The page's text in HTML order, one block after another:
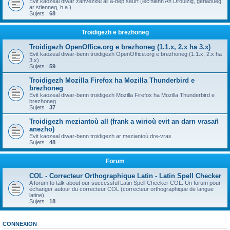
ar stlenneg, h.a.)
Sujets : 68
Troidigezh e brezhoneg
Troidigezh OpenOffice.org e brezhoneg (1.1.x, 2.x ha 3.x)
Evit kaozeal diwar-benn troidigezh OpenOffice.org e brezhoneg (1.1.x, 2.x ha
3.x)
Sujets : 59
Troidigezh Mozilla Firefox ha Mozilla Thunderbird e
brezhoneg
Evit kaozeal diwar-benn troidigezh Mozilla Firefox ha Mozilla Thunderbird e
brezhoneg
Sujets : 37
Troidigezh meziantoù all (frank a wirioù evit an darn vrasañ
anezho)
Evit kaozeal diwar-benn troidigezh ar meziantoù dre-vras
Sujets : 48
Forum
COL - Correcteur Orthographique Latin - Latin Spell Checker
A forum to talk about our successful Latin Spell Checker COL. Un forum pour
échanger autour du correcteur COL (correcteur orthographique de langue
latine).
Sujets : 18
CONNEXION